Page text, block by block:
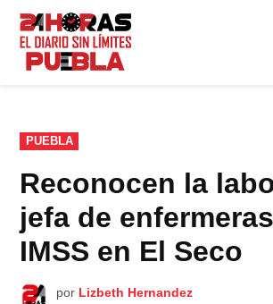
Saltar
contenido
PUBLICADO
EN
PUEBLA
Reconocen la
jefa de
IMSS en El Seco
por Lizbeth Hernandez